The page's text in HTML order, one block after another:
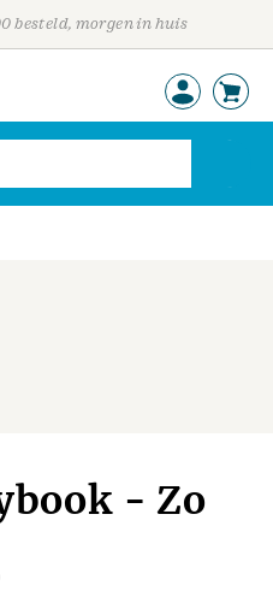
besteld, morgen in huis
- Zo